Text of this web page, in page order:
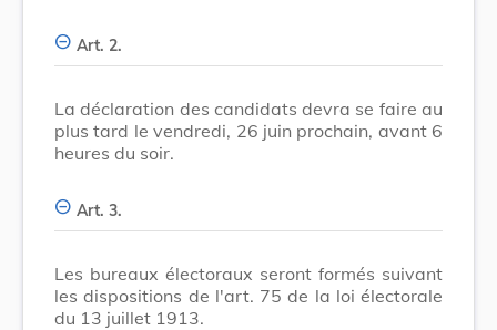
Art. 2.
La déclaration des candidats devra se faire au
plus tard le vendredi, 26 juin prochain, avant 6
heures du soir.
Art. 3.
Les bureaux électoraux seront formés suivant
les dispositions de l'art. 75 de la loi électorale
du 13 juillet 1913.